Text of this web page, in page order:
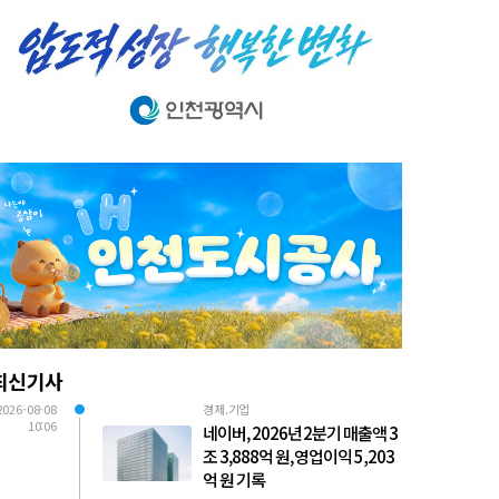
신기사
08-08
10:06
경제.기업
네이버, 2026년 2분기 매출액 3
조 3,888억 원, 영업이익 5,203
억 원 기록